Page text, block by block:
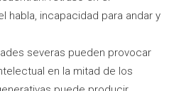
habla, incapacidad para andar y
severas pueden provocar
en la mitad de los